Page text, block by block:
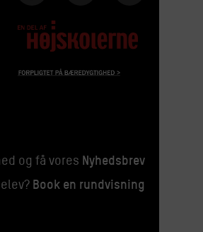
og få vores Nyhedsbrev
Book en rundvisning